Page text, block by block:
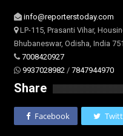
info@reporterstoday.com
LP-115, Prasanti Vihar,
Bhubaneswar, Odisha, India
7008420927
9937028982 / 7847944970
Share
Facebook